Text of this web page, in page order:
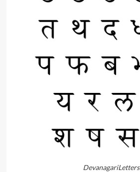
DevanagariLetters